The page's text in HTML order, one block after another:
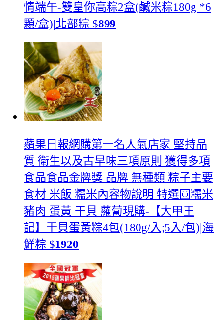
情端午-雙皇你高粽2盒(鹹米粽180g *6
顆/盒)|北部粽 $899
蘋果日報網購第一名人氣店家 堅持品
質 衛生以及古早味三項原則 獲得多項
食品食品金牌獎 品牌 無種類 粽子主要
食材 米飯 糯米內容物說明 特選圓糯米
豬肉 蛋黃 干貝 蘿蔔現購-【大甲王
記】干貝蛋黃粽4包(180g/入;5入/包)|海
鮮粽 $1920